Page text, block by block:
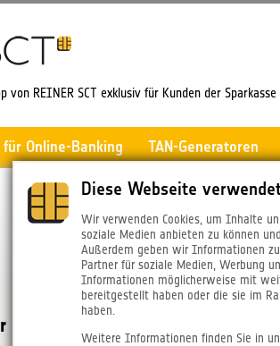
Diese Webseite
Wir verwenden Cookies, um Inhalte
soziale Medien anbieten zu können
Außerdem geben wir Informationen
Partner für soziale Medien, Werbung
Informationen möglicherweise mit
bereitgestellt haben oder die sie im
haben.
Weitere Informationen finden Sie in
von REINER SCT exklusiv für Kunden der Sparkasse
Online-Banking TAN-Generatoren
Banking